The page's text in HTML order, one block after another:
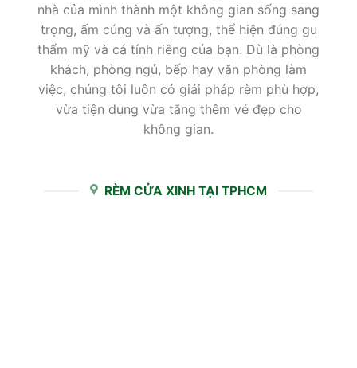
nhà của mình thành một không gian sống sang
trọng, ấm cúng và ấn tượng, thể hiện đúng gu
thẩm mỹ và cá tính riêng của bạn. Dù là phòng
khách, phòng ngủ, bếp hay văn phòng làm
việc, chúng tôi luôn có giải pháp rèm phù hợp,
vừa tiện dụng vừa tăng thêm vẻ đẹp cho
không gian.
RÈM CỬA XINH TẠI TPHCM